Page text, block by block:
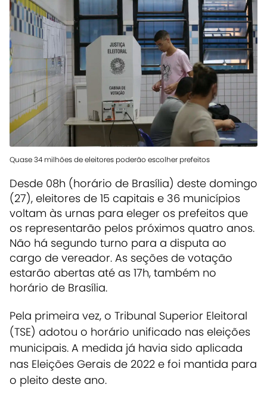
Quase 34 milhões de eleitores poderão escolher prefeitos
Desde 08h (horário de Brasília) deste domingo
(27), eleitores de 15 capitais e 36 municípios
voltam às urnas para eleger os prefeitos que
os representarão pelos próximos quatro anos.
Não há segundo turno para a disputa ao
cargo de vereador. As seções de votação
estarão abertas até as 17h, também no
horário de Brasília.
Pela primeira vez, o Tribunal Superior Eleitoral
(TSE) adotou o horário unificado nas eleições
municipais. A medida já havia sido aplicada
nas Eleições Gerais de 2022 e foi mantida para
o pleito deste ano.